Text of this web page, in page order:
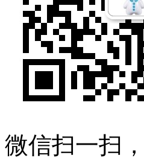
微信扫一扫